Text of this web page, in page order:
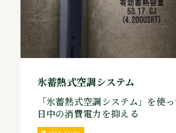
氷蓄熱式空調システム
「氷蓄熱式空調システム」を使
日中の消費電力を抑える